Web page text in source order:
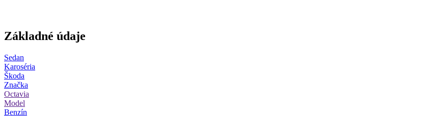
Základné údaje
Sedan
Karoséria
Škoda
Značka
Octavia
Model
Benzín